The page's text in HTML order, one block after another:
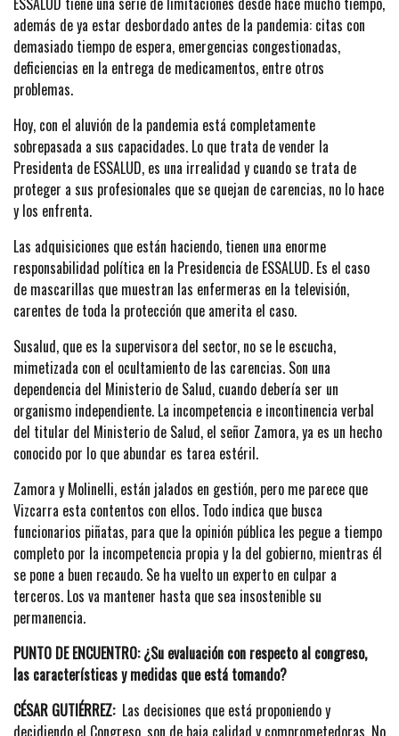
además de ya estar desbordado antes de la pandemia: citas con
demasiado tiempo de espera, emergencias congestionadas,
deficiencias en la entrega de medicamentos, entre otros
problemas.
Hoy, con el aluvión de la pandemia está completamente
sobrepasada a sus capacidades. Lo que trata de vender la
Presidenta de ESSALUD, es una irrealidad y cuando se trata de
proteger a sus profesionales que se quejan de carencias, no lo hace
y los enfrenta.
Las adquisiciones que están haciendo, tienen una enorme
responsabilidad política en la Presidencia de ESSALUD. Es el caso
de mascarillas que muestran las enfermeras en la televisión,
carentes de toda la protección que amerita el caso.
Susalud, que es la supervisora del sector, no se le escucha,
mimetizada con el ocultamiento de las carencias. Son una
dependencia del Ministerio de Salud, cuando debería ser un
organismo independiente. La incompetencia e incontinencia verbal
del titular del Ministerio de Salud, el señor Zamora, ya es un hecho
conocido por lo que abundar es tarea estéril.
Zamora y Molinelli, están jalados en gestión, pero me parece que
Vizcarra esta contentos con ellos. Todo indica que busca
funcionarios piñatas, para que la opinión pública les pegue a tiempo
completo por la incompetencia propia y la del gobierno, mientras él
se pone a buen recaudo. Se ha vuelto un experto en culpar a
terceros. Los va mantener hasta que sea insostenible su
permanencia.
PUNTO DE ENCUENTRO: ¿Su evaluación con respecto al congreso,
las características y medidas que está tomando?
CÉSAR GUTIÉRREZ:Las decisiones que está proponiendo y
decidiendo el Congreso, son de baja calidad y comprometedoras. No